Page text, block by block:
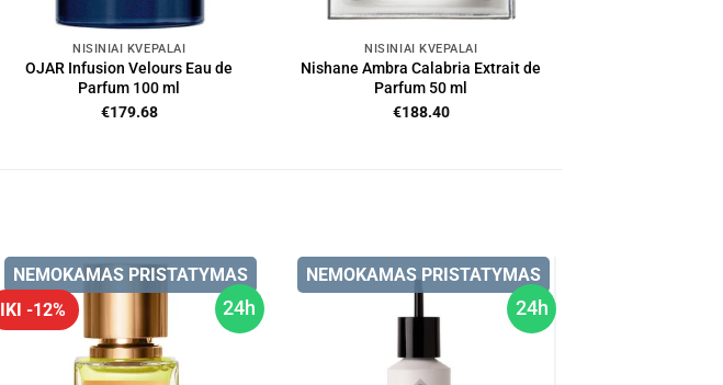
NIŠINIAI KVEPALAI
OJAR Infusion Velours Eau de
Parfum 100 ml
€179.68
NIŠINIAI KVEPALAI
Nishane Ambra Calabria Extrait de
Parfum 50 ml
€188.40
24h
IKI -12%
NEMOKAMAS PRISTATYMAS
24h
NEMOKAMAS PRISTATYMAS